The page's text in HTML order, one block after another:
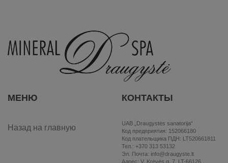
МЕНЮ
Назад на главную
КОНТАКТЫ
UAB „Draugystės sanatorija“
Код предприятия: 152066180
Код плательщика ПДН: LT520661811
Тел.: +370 313 53132
Эл. Почта: info@draugyste.lt
Aдрес: V. Krėvės g. 7, LT-66126